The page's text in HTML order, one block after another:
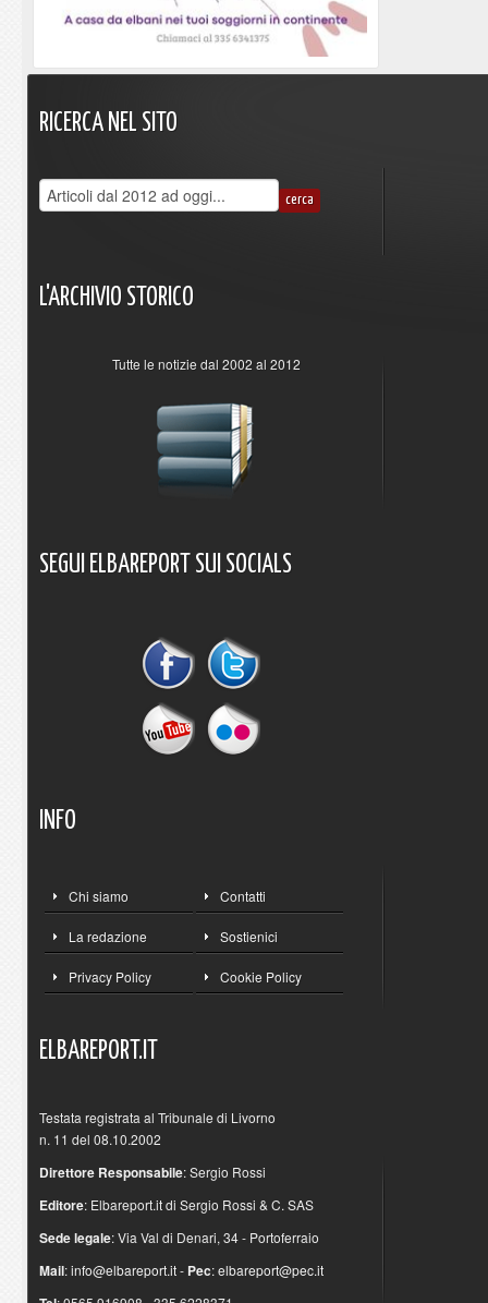
RICERCA NEL SITO
L'ARCHIVIO STORICO
Tutte le notizie dal 2002 al 2012
SEGUI ELBAREPORT SUI SOCIALS
INFO
Chi siamo Contatti
La redazione Sostienici
Privacy Policy Cookie Policy
ELBAREPORT.IT
Testata registrata al Tribunale di Livorno
n. 11 del 08.10.2002
Direttore Responsabile: Sergio Rossi
Editore: Elbareport.it di Sergio Rossi & C. SAS
Sede legale: Via Val di Denari, 34 - Portoferraio
Mail:info@elbareport.it- Pec:elbareport@pec.it